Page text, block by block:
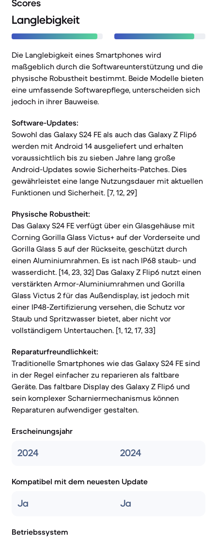
Scores
Langlebigkeit
Die Langlebigkeit eines Smartphones wird
maßgeblich durch die Softwareunterstützung und die
physische Robustheit bestimmt. Beide Modelle bieten
eine umfassende Softwarepflege, unterscheiden sich
jedoch in ihrer Bauweise.
Software-Updates:
Sowohl das Galaxy S24 FE als auch das Galaxy Z Flip6
werden mit Android 14 ausgeliefert und erhalten
voraussichtlich bis zu sieben Jahre lang große
Android-Updates sowie Sicherheits-Patches. Dies
gewährleistet eine lange Nutzungsdauer mit aktuellen
Funktionen und Sicherheit. [7, 12, 29]
Physische Robustheit:
Das Galaxy S24 FE verfügt über ein Glasgehäuse mit
Corning Gorilla Glass Victus+ auf der Vorderseite und
Gorilla Glass 5 auf der Rückseite, geschützt durch
einen Aluminiumrahmen. Es ist nach IP68 staub- und
wasserdicht. [14, 23, 32] Das Galaxy Z Flip6 nutzt einen
verstärkten Armor-Aluminiumrahmen und Gorilla
Glass Victus 2 für das Außendisplay, ist jedoch mit
einer IP48-Zertifizierung versehen, die Schutz vor
Staub und Spritzwasser bietet, aber nicht vor
vollständigem Untertauchen. [1, 12, 17, 33]
Reparaturfreundlichkeit:
Traditionelle Smartphones wie das Galaxy S24 FE sind
in der Regel einfacher zu reparieren als faltbare
Geräte. Das faltbare Display des Galaxy Z Flip6 und
sein komplexer Scharniermechanismus können
Reparaturen aufwendiger gestalten.
Erscheinungsjahr
2024 2024
Kompatibel mit dem neuesten Update
Ja Ja
Betriebssystem